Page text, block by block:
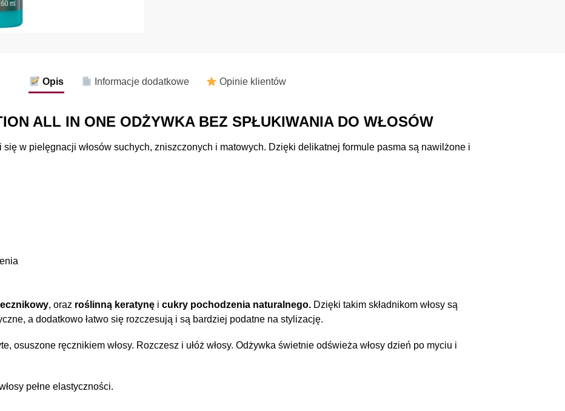
Opis Informacje dodatkowe Opinie klientów
ALL IN ONE ODŻYWKA BEZ SPŁUKIWANIA DO WŁOSÓW
w pielęgnacji włosów suchych, zniszczonych i matowych. Dzięki delikatnej formule pasma są nawilżone i
, oraz roślinną keratynęi cukry pochodzenia naturalnego. Dzięki takim składnikom włosy są
a dodatkowo łatwo się rozczesują i są bardziej podatne na stylizację.
osuszone ręcznikiem włosy. Rozczesz i ułóż włosy. Odżywka świetnie odświeża włosy dzień po myciu i
pełne elastyczności.